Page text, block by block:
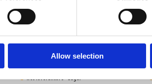
Allow selection
Distansring för Audi A6/C5.
Hos leverantör 3+ dagar